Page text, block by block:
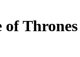
Thrones